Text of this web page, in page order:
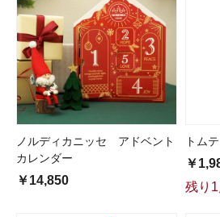
ノルディカニッセ アドベント
カレンダー
￥14,850
トム
￥
残り